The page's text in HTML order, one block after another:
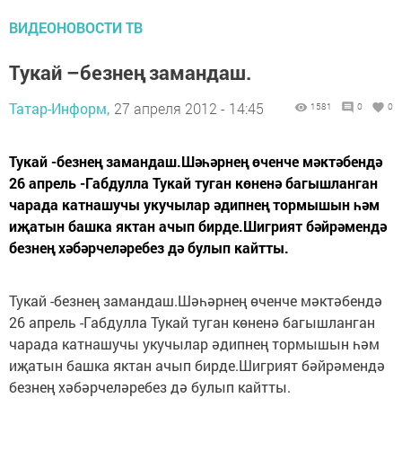
ВИДЕОНОВОСТИ ТВ
Тукай –безнең замандаш.
Татар-Информ, 27 апреля 2012 - 14:45 1581 0 0
Тукай -безнең замандаш.Шәһәрнең өченче мәктәбендә
26 апрель -Габдулла Тукай туган көненә багышланган
чарада катнашучы укучылар әдипнең тормышын һәм
иҗатын башка яктан ачып бирде.Шигрият бәйрәмендә
безнең хәбәрчеләребез дә булып кайтты.
Тукай -безнең замандаш.Шәһәрнең өченче мәктәбендә
26 апрель -Габдулла Тукай туган көненә багышланган
чарада катнашучы укучылар әдипнең тормышын һәм
иҗатын башка яктан ачып бирде.Шигрият бәйрәмендә
безнең хәбәрчеләребез дә булып кайтты.